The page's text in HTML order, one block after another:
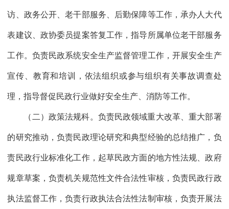
访、政务公开、老干部服务、后勤保障等工作，承办人大代
表建议、政协委员提案答复工作，指导所属单位老干部服务
工作。负责民政系统安全生产监督管理工作，开展安全生产
宣传、教育和培训，依法组织或参与组织有关事故调查处
理，指导督促民政行业做好安全生产、消防等工作。
（二）政策法规科。负责民政领域重大改革、重大部署
的研究推动，负责民政理论研究和典型经验的总结推广，负
责民政行业标准化工作，起草民政方面的地方性法规、政府
规章草案，负责机关规范性文件合法性审核，负责民政行政
执法监督工作，负责行政执法合法性法制审核，负责开展法